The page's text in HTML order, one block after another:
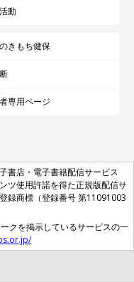
動
きもち健保
専用ページ
書店・電子書籍配信サービス
ツ使用許諾を得た正規版配信サ
録商標（登録番号 第11091003
クを掲示しているサービスの一